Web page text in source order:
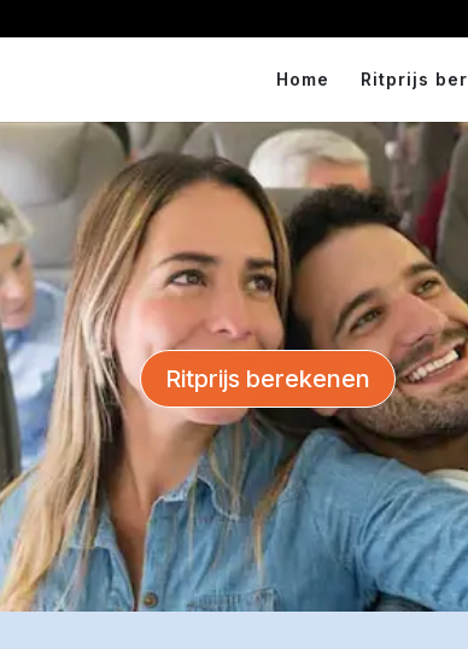
Home Ritprijs
Ritprijs berekenen